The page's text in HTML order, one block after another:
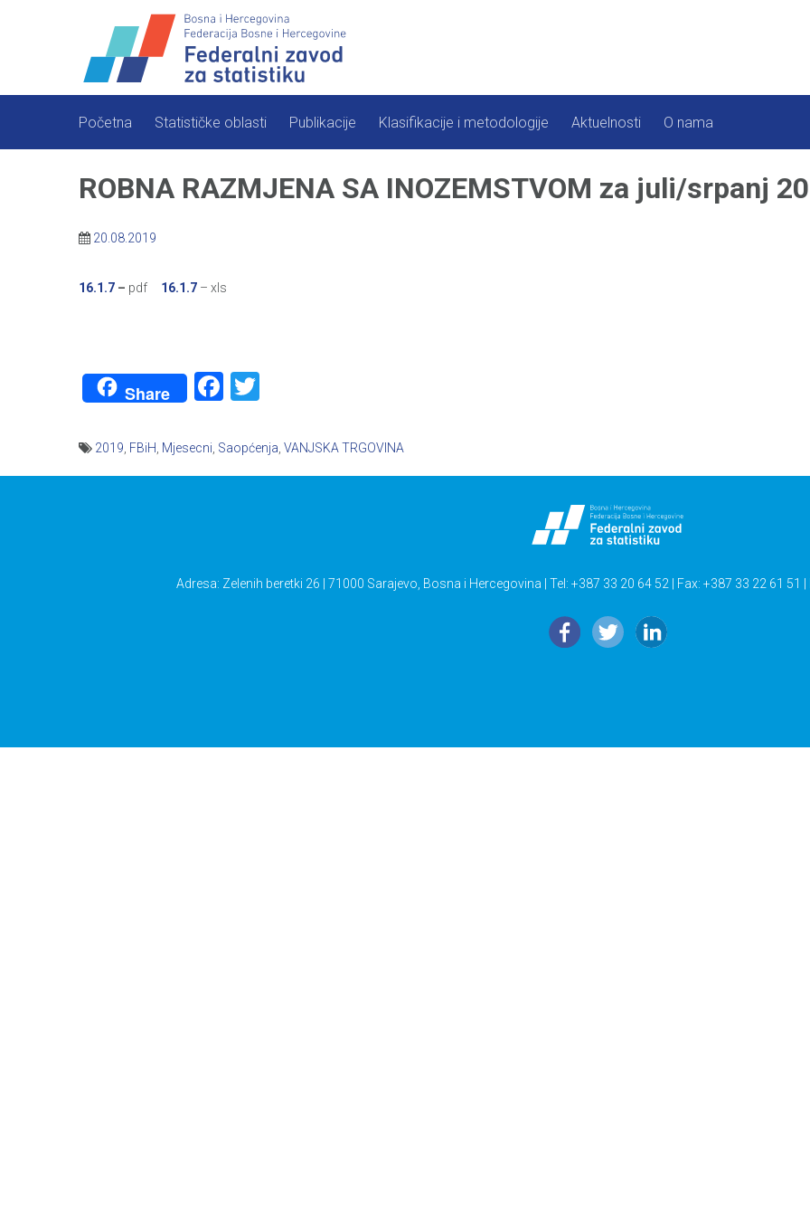
Početna Statističke oblasti Publikacije Klasifikacije i metodologije Aktuelnosti O nama
ROBNA RAZMJENA SA INOZEMSTVOM za juli/srpanj
20.08.2019
16.1.7 – pdf 16.1.7 – xls
Share Facebook
2019 FBiH Mjesecni Saopćenja VANJSKA TRGOVINA
Adresa: Zelenih beretki 26 | 71000 Sarajevo, Bosna i Hercegovina | Tel: +387 33 20 64 52 | Fax: +387 33 22 61 51 |